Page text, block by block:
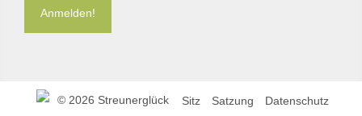
© 2026 Streunerglück Sitz Satzung Datenschutz